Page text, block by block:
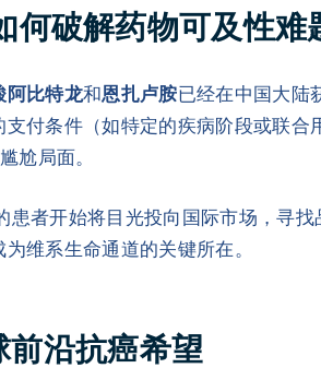
何破解药物可及性难
阿比特龙和恩扎卢胺已经在中国大陆
付条件（如特定的疾病阶段或联
尬局面。
患者开始将目光投向国际市场，寻
维系生命通道的关键所在。
前沿抗癌希望